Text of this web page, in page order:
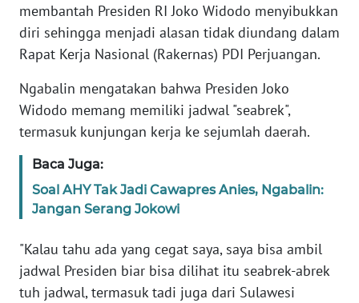
membantah Presiden RI Joko Widodo menyibukkan
diri sehingga menjadi alasan tidak diundang dalam
Rapat Kerja Nasional (Rakernas) PDI Perjuangan.
Ngabalin mengatakan bahwa Presiden Joko
Widodo memang memiliki jadwal "seabrek",
termasuk kunjungan kerja ke sejumlah daerah.
Baca Juga:
Soal AHY Tak Jadi Cawapres Anies, Ngabalin:
Jangan Serang Jokowi
"Kalau tahu ada yang cegat saya, saya bisa ambil
jadwal Presiden biar bisa dilihat itu seabrek-abrek
tuh jadwal, termasuk tadi juga dari Sulawesi
INDEKS
BERITA
KAMI
INFO
TENTANG
KAMI
PEDOMAN
MEDIA